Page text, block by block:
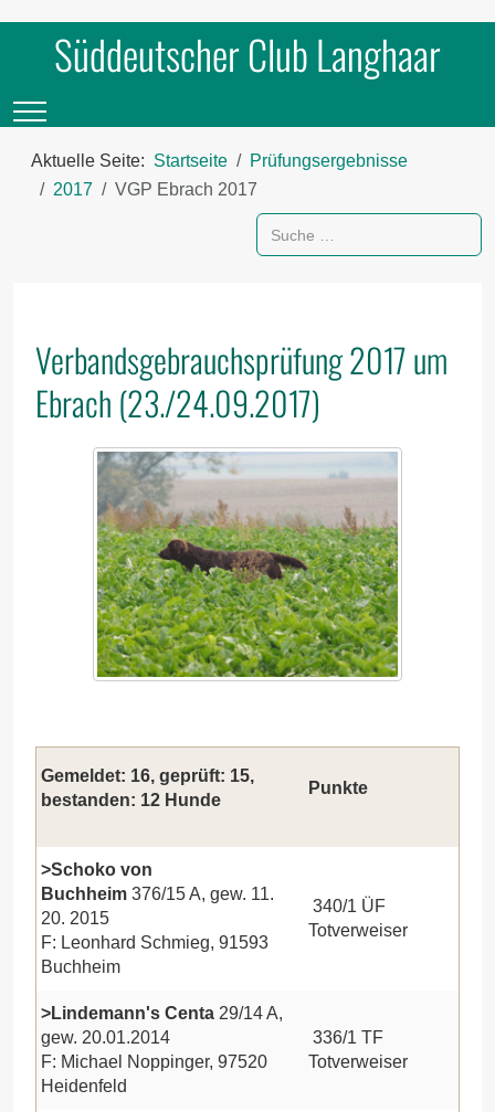
Süddeutscher Club Langhaar
Mobile Menu Toggle
Aktuelle Seite: Startseite
Prüfungsergebnisse
2017
VGP Ebrach 2017
Suchen
Verbandsgebrauchsprüfung 2017 um
Ebrach (23./24.09.2017)
Gemeldet: 16, geprüft: 15,
bestanden: 12 Hunde
Punkte
>Schoko von
Buchheim 376/15 A, gew. 11.
20. 2015
F: Leonhard Schmieg, 91593
Buchheim
340/1 ÜF
Totverweiser
>Lindemann's Centa 29/14 A,
gew. 20.01.2014
F: Michael Noppinger, 97520
Heidenfeld
336/1 TF
Totverweiser